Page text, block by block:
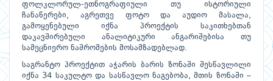
ფოლკლორულ-ეთნოგრაფიული თუ ისტორიული
ჩანაწერები, აგრეთვე ფოტო და აუდიო მასალა,
გამოყენებული იქნა პროექტის საკითხებთან
დაკავშირებული ანალიტიკური ანგარიშებისა თუ
სამეცნიერო ნაშრომების მოსამზადებლად.
საგრანტო პროექტით აჭარის ბარის ზონაში შესწავლილი
იქნა 34 საკულტო და სასწავლო ნაგებობა, მთის ზონაში –